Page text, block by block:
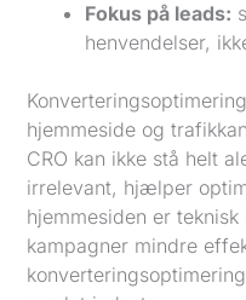
Fokus på leads:
henvendelser,
hjemmeside og
CRO kan ikke stå helt
irrelevant, hjælper
hjemmesiden er
kampagner mindre